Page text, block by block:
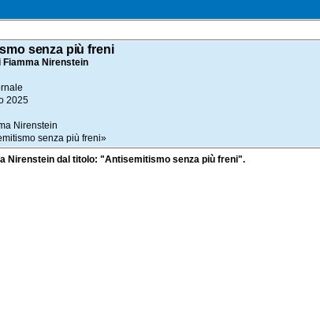
senza più freni
Fiamma Nirenstein
2025
Nirenstein
senza più freni»
Nirenstein dal titolo: "Antisemitismo senza più freni".